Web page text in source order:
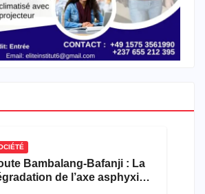
Bambalang-Bafanji : La
de l’axe asphyxie